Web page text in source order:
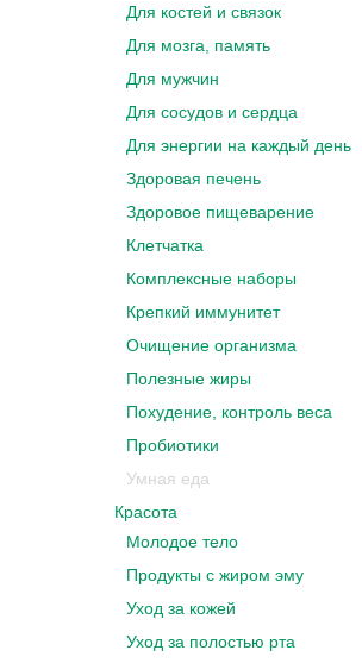
Для костей и связок
Для мозга, память
Для мужчин
Для сосудов и сердца
Для энергии на каждый день
Здоровая печень
Здоровое пищеварение
Клетчатка
Комплексные наборы
Крепкий иммунитет
Очищение организма
Полезные жиры
Похудение, контроль веса
Пробиотики
Умная еда
Красота
Молодое тело
Продукты с жиром эму
Уход за кожей
Уход за полостью рта